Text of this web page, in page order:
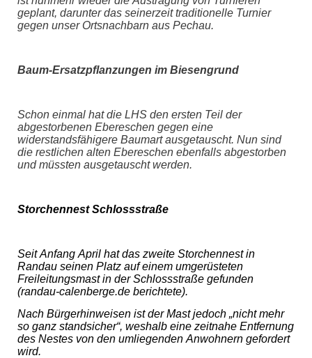
geplant, darunter das seinerzeit traditionelle Turnier
gegen unser Ortsnachbarn aus Pechau.
Baum-Ersatzpflanzungen im Biesengrund
Schon einmal hat die LHS den ersten Teil der
abgestorbenen Ebereschen gegen eine
widerstandsfähigere Baumart ausgetauscht. Nun sind
die restlichen alten Ebereschen ebenfalls abgestorben
und müssten ausgetauscht werden.
Storchennest Schlossstraße
Seit Anfang April hat das zweite Storchennest in
Randau seinen Platz auf einem umgerüsteten
Freileitungsmast in der Schlossstraße gefunden
(randau-calenberge.de berichtete).
Nach Bürgerhinweisen ist derMastjedoch „nicht mehr
so ganz standsicher“, weshalb eine zeitnahe Entfernung
des Nestes von den umliegenden Anwohnern gefordert
wird.